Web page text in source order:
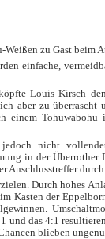
zu Gast beim
einfache,
Louis Kirsch
aber zu
einem
nicht
in der
Anschlusstreffer
Durch hohes
Kasten der
und das 4:1
blieben